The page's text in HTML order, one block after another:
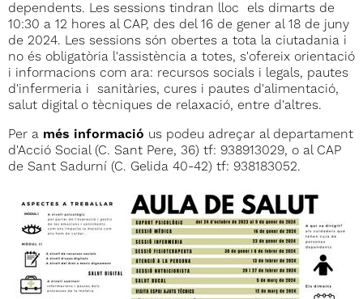
dependents. Les sessions tindran lloc els dimarts de
10:30 a 12 hores al CAP, des del 16 de gener al 18 de juny
de 2024. Les sessions són obertes a tota la ciutadania i
no és obligatòria l'assistència a totes, s'ofereix orientació
i informacions com ara: recursos socials i legals, pautes
d'infermeria i sanitàries, cures i pautes d'alimentació,
salut digital o tècniques de relaxació, entre d'altres.
Per a més informació us podeu adreçar al departament
d'Acció Social (C. Sant Pere, 36) tf: 938913029, o al CAP
de Sant Sadurní (C. Gelida 40-42) tf: 938183052.